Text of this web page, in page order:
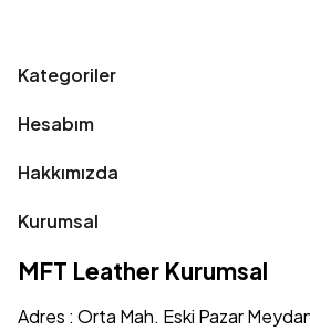
Kategoriler
Hesabım
Hakkımızda
Kurumsal
MFT Leather Kurumsal
Adres : Orta Mah. Eski Pazar